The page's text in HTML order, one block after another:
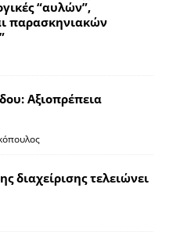
“αυλών”,
παρασκηνιακών
Αξιοπρέπεια
διαχείρισης τελειώνει